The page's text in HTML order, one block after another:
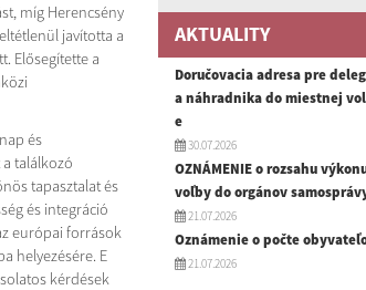
míg Herencsény
javította a
Elősegítette a
és
találkozó
tapasztalat és
és integráció
európai források
helyezésére. E
kérdések
AKTUALITY
Doručovacia adresa pre
a náhradnika do miestnej
e
30.07.2026
OZNÁMENIE o rozsahu
voľby do orgánov
21.07.2026
Oznámenie o počte
21.07.2026